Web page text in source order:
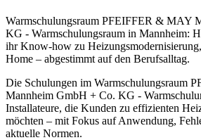
Warmschulungsraum PFEIFFER & MAY
KG - Warmschulungsraum in Mannheim:
ihr Know-how zu
Home – abgestimmt auf den Berufsalltag.
Die Schulungen im Warmschulungsraum
Mannheim GmbH + Co. KG -
Installateure, die Kunden zu effizienten
möchten – mit Fokus auf Anwendung,
aktuelle Normen.